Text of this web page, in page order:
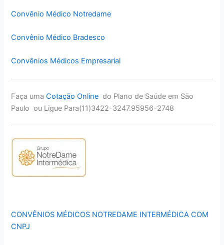
Convênio Médico Notredame
Convênio Médico Bradesco
Convênios Médicos Empresarial
Faça umaCotação Onlinedo Plano de Saúde em São
Paulo ou Ligue Para(11)3422-3247.95956-2748
CONVÊNIOS MÉDICOS NOTREDAME INTERMÉDICA COM
CNPJ